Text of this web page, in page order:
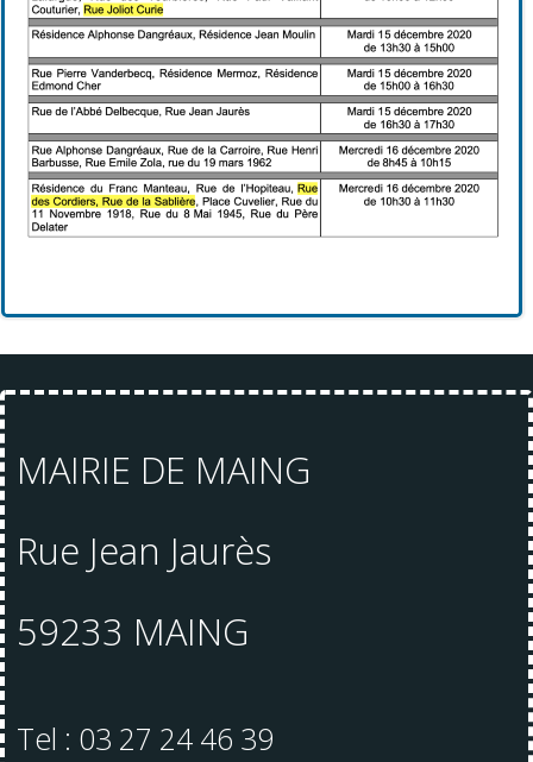
MAIRIE DE MAING
Rue Jean Jaurès
59233 MAING
Tel : 03 27 24 46 39